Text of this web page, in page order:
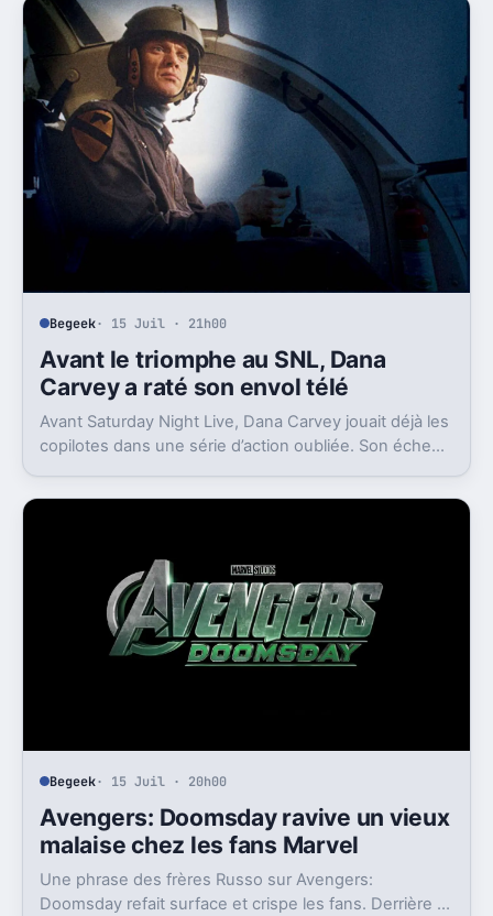
Begeek· 15 Juil · 21h00
Avant le triomphe au SNL, Dana
Carvey a raté son envol télé
Avant Saturday Night Live, Dana Carvey jouait déjà les
copilotes dans une série d’action oubliée. Son échec
Begeek· 15 Juil · 20h00
Avengers: Doomsday ravive un vieux
malaise chez les fans Marvel
Une phrase des frères Russo sur Avengers:
Doomsday refait surface et crispe les fans. Derrière la